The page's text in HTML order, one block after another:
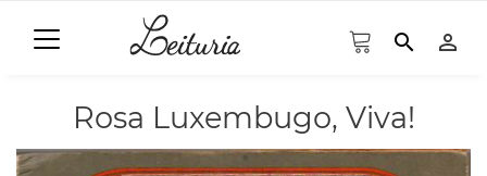
search person_outline
Rosa Luxembugo, Viva!